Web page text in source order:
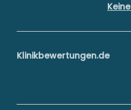
Klinikbewertungen.de